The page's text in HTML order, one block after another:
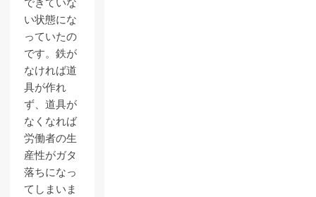
できていな
い状態にな
っていたの
です。鉄が
なければ道
具が作れ
ず、道具が
なくなれば
労働者の生
産性がガタ
落ちになっ
てしまいま